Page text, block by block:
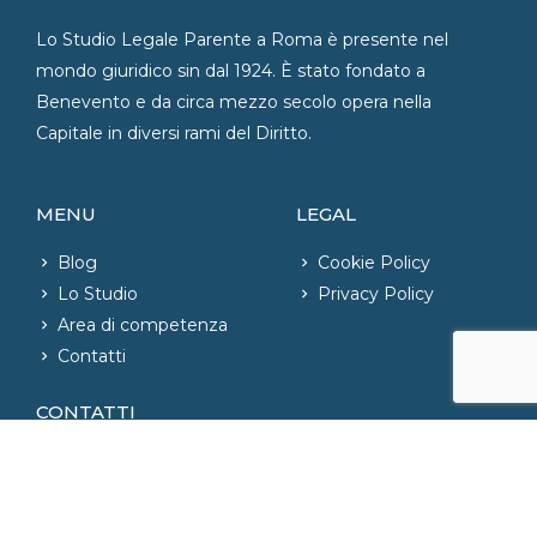
Lo Studio Legale Parente a Roma è presente nel
mondo giuridico sin dal 1924. È stato fondato a
Benevento e da circa mezzo secolo opera nella
Capitale in diversi rami del Diritto.
MENU
Blog
Lo Studio
Area di competenza
Contatti
LEGAL
Cookie Policy
Privacy Policy
CONTATTI